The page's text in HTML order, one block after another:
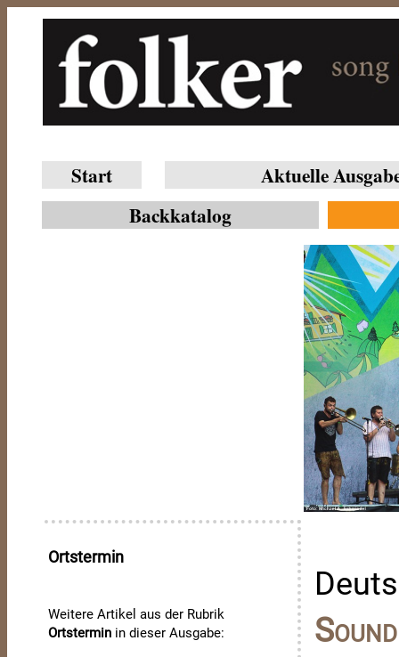
Start
Aktuelle
Backkatalog
Ortstermin
Weitere Artikel aus der Rubrik
Ortstermin in dieser Ausgabe: